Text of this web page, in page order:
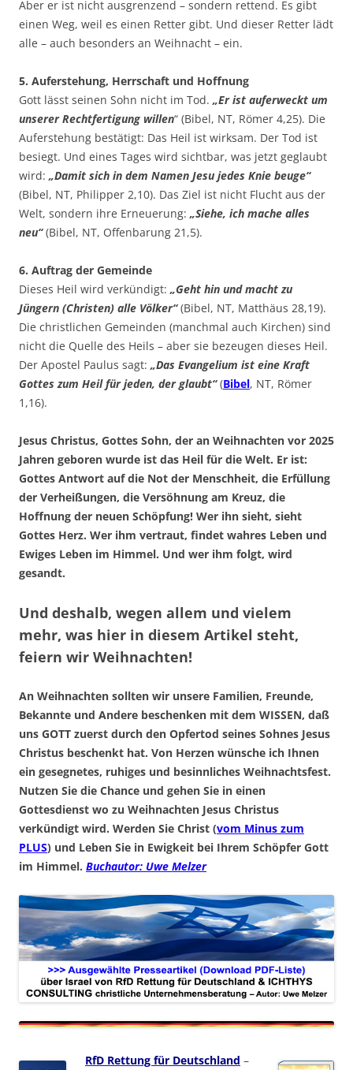
Aber er ist nicht ausgrenzend – sondern rettend. Es gibt
einen Weg, weil es einen Retter gibt. Und dieser Retter lädt
alle – auch besonders an Weihnacht – ein.
5. Auferstehung, Herrschaft und Hoffnung
Gott lässt seinen Sohn nicht im Tod. „Er ist auferweckt um
unserer Rechtfertigung willen“ (Bibel, NT, Römer 4,25). Die
Auferstehung bestätigt: Das Heil ist wirksam. Der Tod ist
besiegt. Und eines Tages wird sichtbar, was jetzt geglaubt
wird: „Damit sich in dem Namen Jesu jedes Knie beuge“
(Bibel, NT, Philipper 2,10). Das Ziel ist nicht Flucht aus der
Welt, sondern ihre Erneuerung: „Siehe, ich mache alles
neu“(Bibel, NT, Offenbarung 21,5).
6. Auftrag der Gemeinde
Dieses Heil wird verkündigt: „Geht hin und macht zu
Jüngern (Christen) alle Völker“(Bibel, NT, Matthäus 28,19).
Die christlichen Gemeinden (manchmal auch Kirchen) sind
nicht die Quelle des Heils – aber sie bezeugen dieses Heil.
Der Apostel Paulus sagt: „Das Evangelium ist eine Kraft
Gottes zum Heil für jeden, der glaubt“(Bibel, NT, Römer
1,16).
Jesus Christus, Gottes Sohn, der an Weihnachten vor 2025
Jahren geboren wurde ist das Heil für die Welt. Er ist:
Gottes Antwort auf die Not der Menschheit, die Erfüllung
der Verheißungen, die Versöhnung am Kreuz, die
Hoffnung der neuen Schöpfung! Wer ihn sieht, sieht
Gottes Herz. Wer ihm vertraut, findet wahres Leben und
Ewiges Leben im Himmel. Und wer ihm folgt, wird
gesandt.
Und deshalb, wegen allem und vielem
mehr, was hier in diesem Artikel steht,
feiern wir Weihnachten!
An Weihnachten sollten wir unsere Familien, Freunde,
Bekannte und Andere beschenken mit dem WISSEN, daß
uns GOTT zuerst durch den Opfertod seines Sohnes Jesus
Christus beschenkt hat. Von Herzen wünsche ich Ihnen
ein gesegnetes, ruhiges und besinnliches Weihnachtsfest.
Nutzen Sie die Chance und gehen Sie in einen
Gottesdienst wo zu Weihnachten Jesus Christus
verkündigt wird. Werden Sie Christ (vom Minus zum
PLUS) und Leben Sie in Ewigkeit bei Ihrem Schöpfer Gott
im Himmel. Buchautor: Uwe Melzer
RfD Rettung für Deutschland –